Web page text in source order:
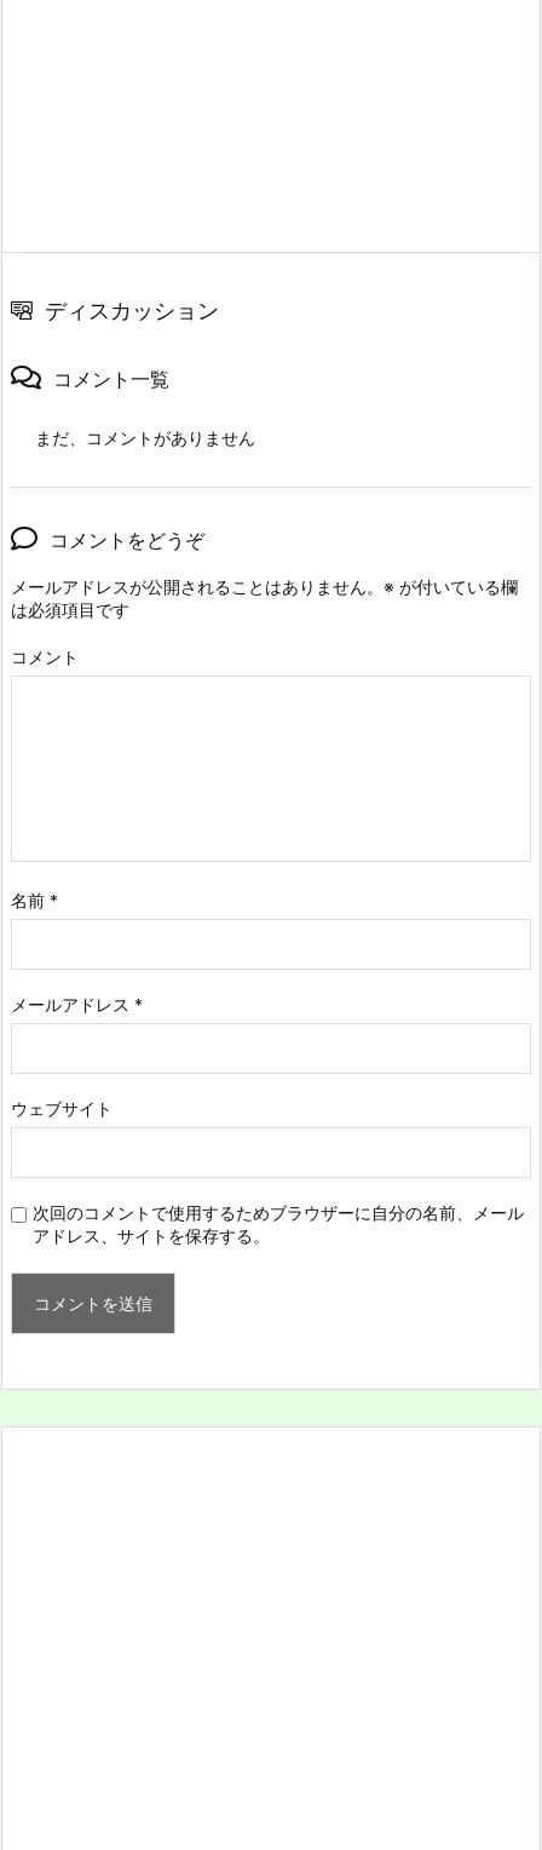
ディスカッション
コメント一覧
まだ、コメントがありません
コメントをどうぞ
メールアドレスが公開されることはありません。 ※ が付いている欄
は必須項目です
コメント
名前 *
メールアドレス *
ウェブサイト
次回のコメントで使用するためブラウザーに自分の名前、メール
アドレス、サイトを保存する。